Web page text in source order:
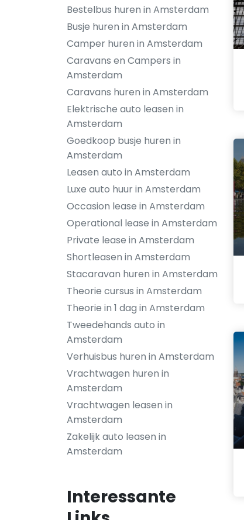
Bestelbus huren in Amsterdam
Busje huren in Amsterdam
Camper huren in Amsterdam
Caravans en Campers in
Amsterdam
Caravans huren in Amsterdam
Elektrische auto leasen in
Amsterdam
Goedkoop busje huren in
Amsterdam
Leasen auto in Amsterdam
Luxe auto huur in Amsterdam
Occasion lease in Amsterdam
Operational lease in Amsterdam
Private lease in Amsterdam
Shortleasen in Amsterdam
Stacaravan huren in Amsterdam
Theorie cursus in Amsterdam
Theorie in 1 dag in Amsterdam
Tweedehands auto in
Amsterdam
Verhuisbus huren in Amsterdam
Vrachtwagen huren in
Amsterdam
Vrachtwagen leasen in
Amsterdam
Zakelijk auto leasen in
Amsterdam
Interessante